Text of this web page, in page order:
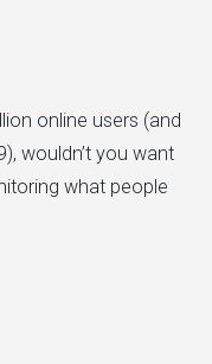
online users (and
wouldn’t you want
what people